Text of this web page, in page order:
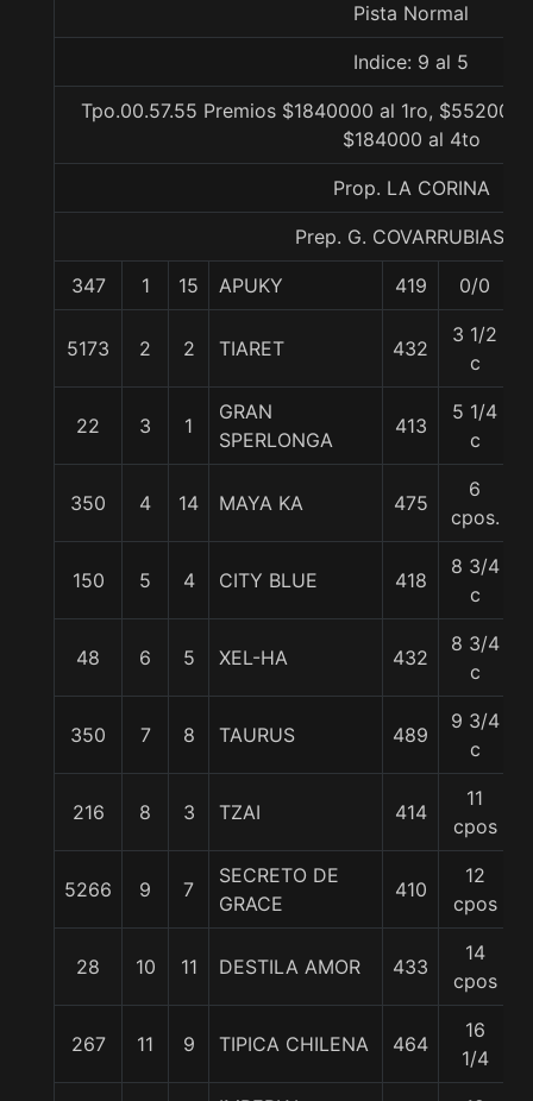
Pista Normal
Indice: 9 al 5
Tpo.00.57.55 Premios $1840000 al 1ro,
$184000 al 4to
Prop. LA CORINA
Prep. G. COVARRUBIAS E.
347 1 15 APUKY 419 0/0
5173 2 2 TIARET 432
3 1/2
c
22 3 1
GRAN
SPERLONGA
413
5 1/4
c
350 4 14 MAYA KA 475
6
cpos.
150 5 4 CITY BLUE 418
8 3/4
c
48 6 5 XEL-HA 432
8 3/4
c
350 7 8 TAURUS 489
9 3/4
c
216 8 3 TZAI 414
11
cpos
5266 9 7
SECRETO DE
GRACE
410
12
cpos
28 10 11 DESTILA AMOR 433
14
cpos
267 11 9 TIPICA CHILENA 464
16
1/4